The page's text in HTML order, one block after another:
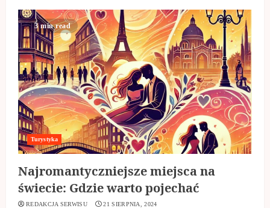
3 min read
Turystyka
Najromantyczniejsze miejsca na
świecie: Gdzie warto pojechać
REDAKCJA SERWISU 21 SIERPNIA, 2024